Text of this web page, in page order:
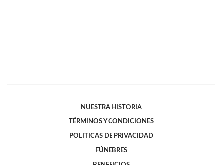
NUESTRA HISTORIA
TÉRMINOS Y CONDICIONES
POLITICAS DE PRIVACIDAD
FÚNEBRES